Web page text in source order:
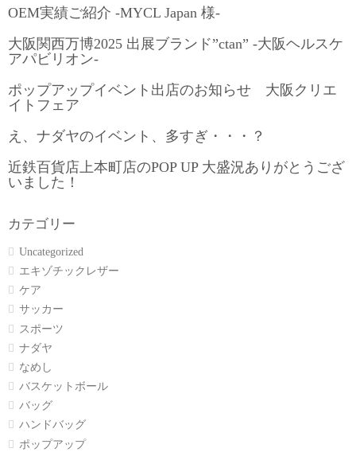
OEM実績ご紹介 -MYCL Japan 様-
大阪関西万博2025 出展ブランド”ctan” -大阪ヘルスケ
アパビリオン-
ポップアップイベント出店のお知らせ 大阪クリエ
イトフェア
え、ナダヤのイベント、多すぎ・・・？
近鉄百貨店上本町店のPOP UP 大盛況ありがとうござ
いました！
カテゴリー
Uncategorized
エキゾチックレザー
ケア
サッカー
スポーツ
ナダヤ
なめし
バスケットボール
バッグ
ハンドバッグ
ポップアップ